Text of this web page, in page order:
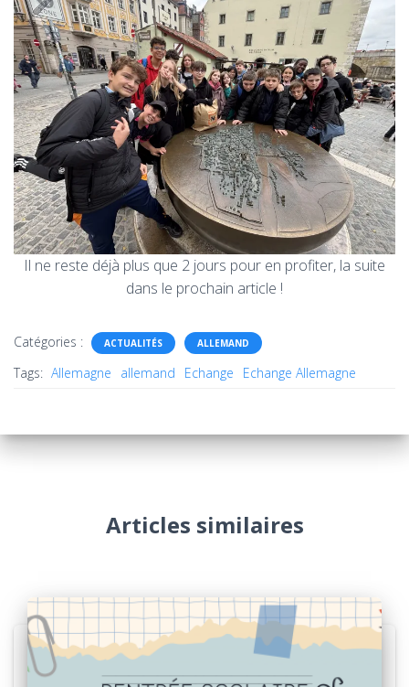
Il ne reste déjà plus que 2 jours pour en profiter, la suite
dans le prochain article !
Catégories : ACTUALITÉS ALLEMAND
Tags: Allemagne allemand Echange Echange Allemagne
Articles similaires